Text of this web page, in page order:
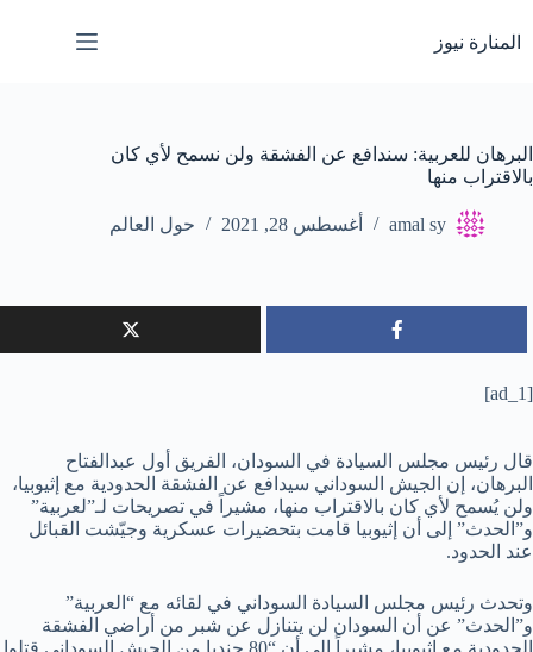
إلى
المحتوى
المنارة نيوز
البرهان للعربية: سندافع عن الفشقة ولن نسمح لأي كان
بالاقتراب منها
amal sy أغسطس 28, 2021 حول العالم
[ad_1]
قال رئيس مجلس السيادة في السودان، الفريق أول عبدالفتاح
البرهان، إن الجيش السوداني سيدافع عن الفشقة الحدودية مع إثيوبيا،
ولن يُسمح لأي كان بالاقتراب منها، مشيراً في تصريحات لـ”لعربية”
و”الحدث” إلى أن إثيوبيا قامت بتحضيرات عسكرية وجيّشت القبائل
عند الحدود.
وتحدث رئيس مجلس السيادة السوداني في لقائه مع “العربية”
و”الحدث” عن أن السودان لن يتنازل عن شبر من أراضي الفشقة
الحدودية مع إثيوبيا، مشيراً إلى أن “80 جنديا من الجيش السوداني قتلوا